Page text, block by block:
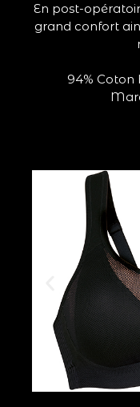
En post-
grand confort
94% Coton